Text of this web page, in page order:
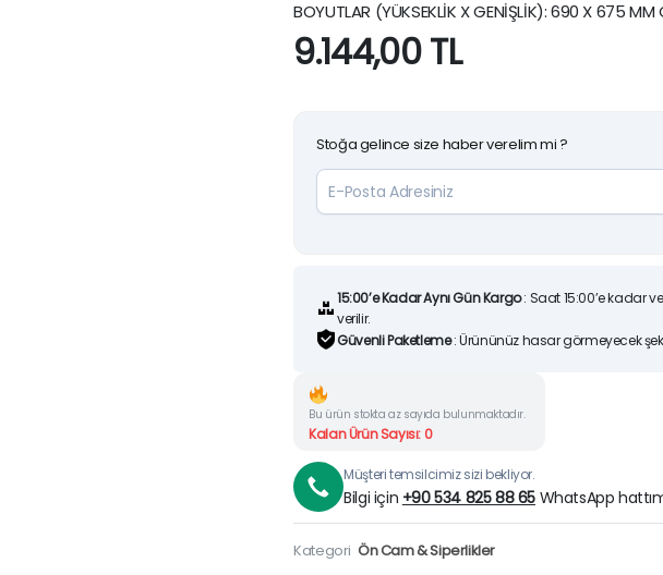
BOYUTLAR (YÜKSEKLİK X GENİŞLİK): 690 X 675
9.144,00TL
Stoğa gelince size haber verelim mi ?
15:00’e Kadar Aynı Gün Kargo: Saat 15:00’e kadar
verilir.
Güvenli Paketleme: Ürününüz hasar görmeyecek
Bu ürün stokta az sayıda bulunmaktadır.
Kalan Ürün Sayısı: 0
Müşteri temsilcimiz sizi bekliyor.
Bilgi için +90 534 825 88 65 WhatsApp
Kategori Ön Cam & Siperlikler